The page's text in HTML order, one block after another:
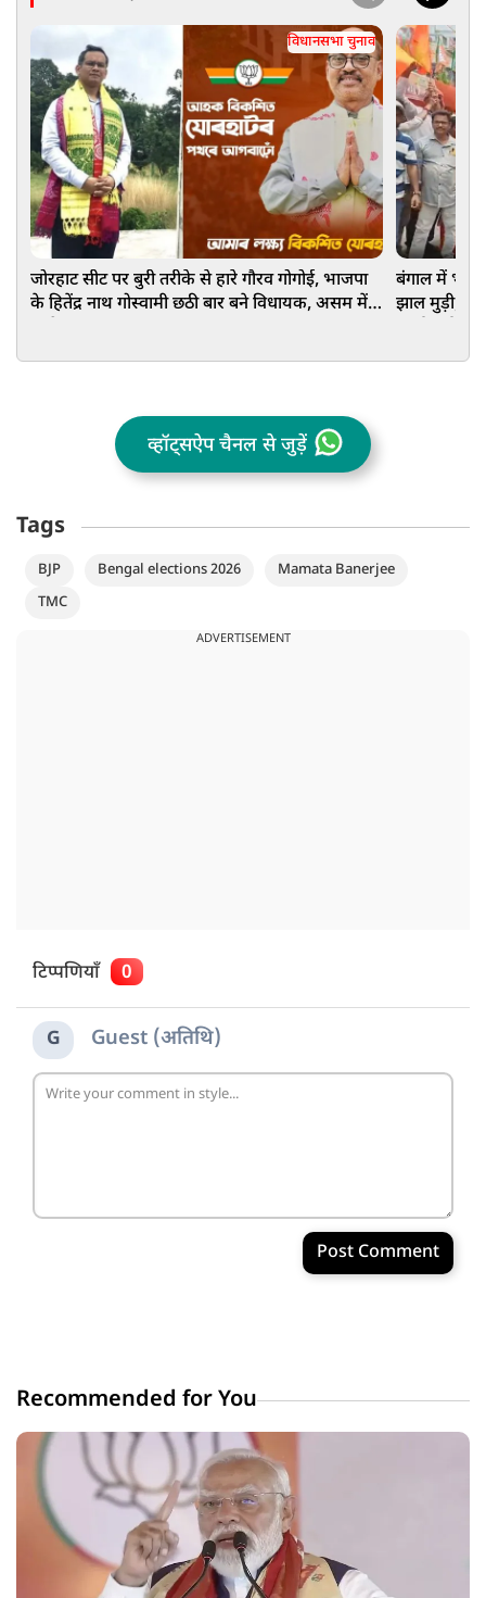
विधानसभा चुनाव
जोरहाट सीट पर बुरी तरीके से हारे गौरव गोगोई, भाजपा
के हितेंद्र नाथ गोस्वामी छठी बार बने विधायक, असम में
बंगाल में
झाल मुड़ी,
व्हॉट्सऐप चैनल से जुड़ें
Tags
BJP Bengal elections 2026
Mamata Banerjee
TMC
ADVERTISEMENT
टिप्पणियाँ 0
G Guest (अतिथि)
Post Comment
Recommended for You